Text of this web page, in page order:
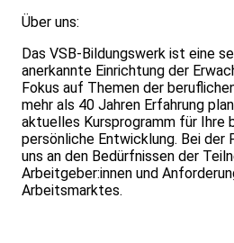
Über uns:
Das VSB-Bildungswerk ist eine
anerkannte Einrichtung der
Fokus auf Themen der
mehr als 40 Jahren Erfahrung
aktuelles Kursprogramm für Ihre
persönliche Entwicklung. Bei der
uns an den Bedürfnissen der
Arbeitgeber:innen und
Arbeitsmarktes.